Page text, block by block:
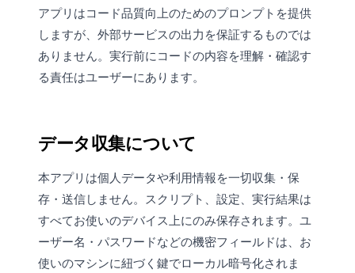
アプリはコード品質向上のためのプロンプトを提供
しますが、外部サービスの出力を保証するものでは
ありません。実行前にコードの内容を理解・確認す
る責任はユーザーにあります。
データ収集について
本アプリは個人データや利用情報を一切収集・保
存・送信しません。スクリプト、設定、実行結果は
すべてお使いのデバイス上にのみ保存されます。ユ
ーザー名・パスワードなどの機密フィールドは、お
使いのマシンに紐づく鍵でローカル暗号化されま